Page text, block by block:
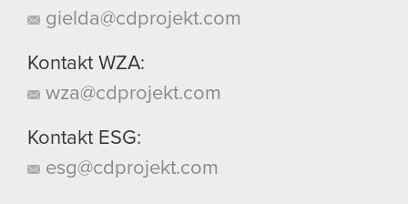
gielda@cdprojekt.com
Kontakt WZA:
wza@cdprojekt.com
Kontakt ESG:
esg@cdprojekt.com